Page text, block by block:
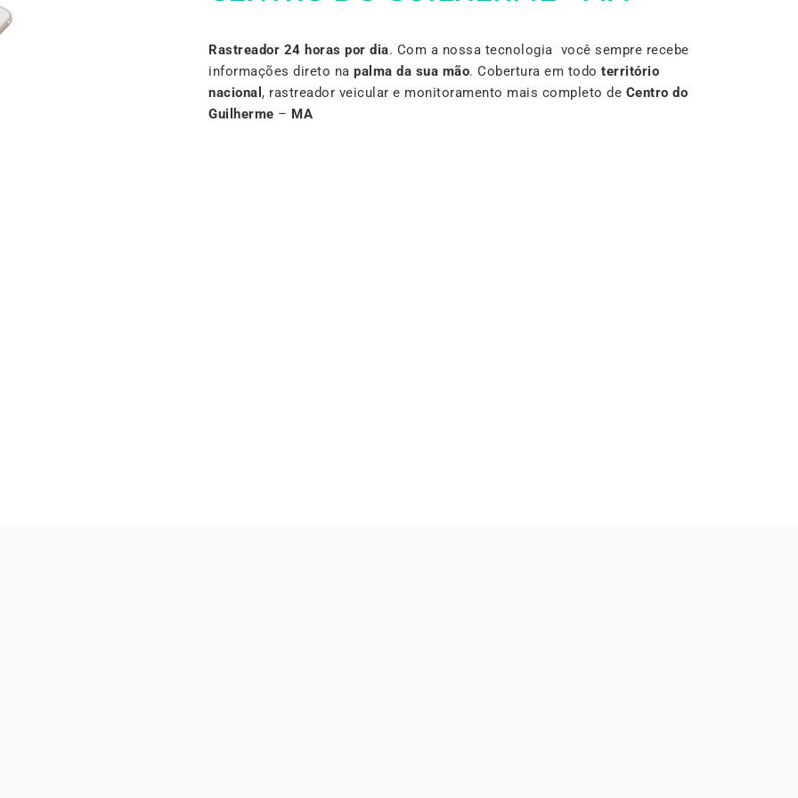
Rastreador 24 horas por dia. Com a nossa tecnologia você sempre recebe
informações direto na palma da sua mão. Cobertura em todo território
nacional , rastreador veicular e monitoramento mais completo de Centro do
Guilherme – MA